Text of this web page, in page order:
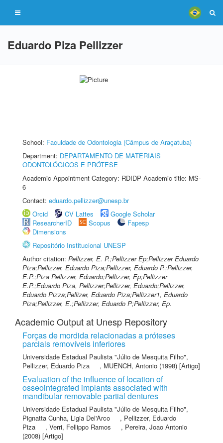
Eduardo Piza Pellizzer
School: Faculdade de Odontologia (Câmpus de Araçatuba)
Department: DEPARTAMENTO DE MATERIAIS
ODONTOLÓGICOS E PRÓTESE
Academic Appointment Category: RDIDP Academic title: MS-
6
Contact: eduardo.pellizzer@unesp.br
Orcid
CV Lattes
Google Scholar
ResearcherID
Scopus
Fapesp
Dimensions
Repositório Institucional UNESP
Author citation: Pellizzer, E. P.;Pellizzer Ep;Pellizzer Eduardo
Piza;Pellizzer, Eduardo Piza;Pellizzer, Eduardo P.;Pellizzer,
E.P.;Piza Pellizzer, Eduardo;Pellizzer, Ep;Pellizzer
E.P.;Eduardo Piza, Pellizzer;Pellizzer, Eduardo;Pellizzer,
Eduardo Pizza;Pellizer, Eduardo Piza;Pellizzer1, Eduardo
Piza;Pellizzer, E.;Pellizzer, Eduardo P;Pellizzer, Ep.
Academic Output at Unesp Repository
Forças de mordida relacionadas a próteses
parciais removíveis inferiores
Universidade Estadual Paulista "Júlio de Mesquita Filho",
Pellizzer, Eduardo Piza
, MUENCH, Antonio (1998) [Artigo]
Evaluation of the influence of location of
osseointegrated implants associated with
mandibular removable partial dentures
Universidade Estadual Paulista "Júlio de Mesquita Filho",
Pignatta Cunha, Ligia Del'Arco
, Pellizzer, Eduardo
Piza
, Verri, Fellippo Ramos , Pereira, Joao Antonio
(2008) [Artigo]